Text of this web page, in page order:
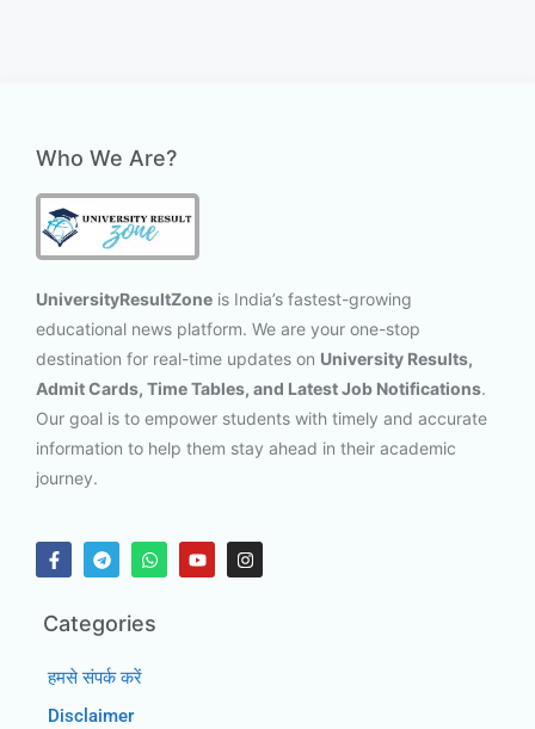
Who We Are?
UniversityResultZone is India’s fastest-growing
educational news platform. We are your one-stop
destination for real-time updates on University Results,
Admit Cards, Time Tables, and Latest Job Notifications.
Our goal is to empower students with timely and accurate
information to help them stay ahead in their academic
journey.
Categories
हमसे संपर्क करें
Disclaimer